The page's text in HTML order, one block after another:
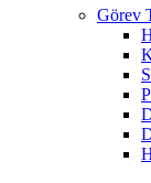
Görev